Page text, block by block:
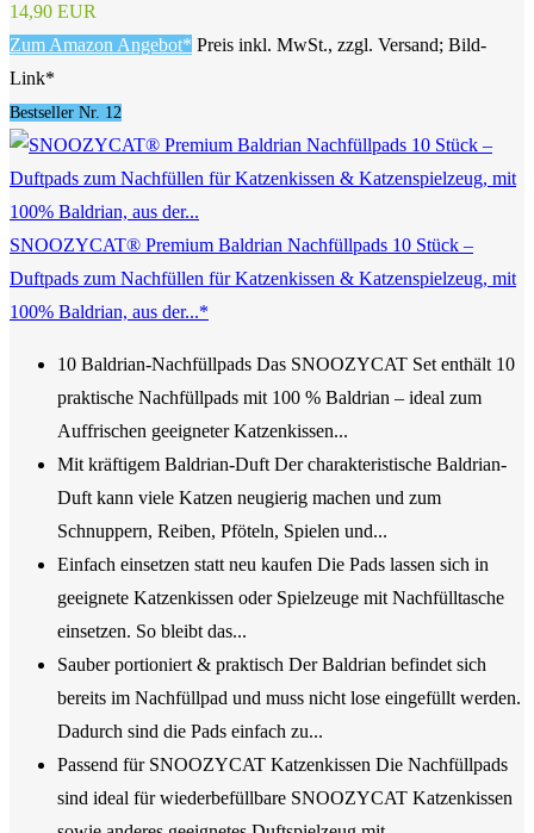
14,90 EUR
Zum Amazon Angebot* Preis inkl. MwSt., zzgl. Versand; Bild-
Link*
Bestseller Nr. 12
SNOOZYCAT® Premium Baldrian Nachfüllpads 10 Stück –
Duftpads zum Nachfüllen für Katzenkissen & Katzenspielzeug, mit
100% Baldrian, aus der...*
10 Baldrian-Nachfüllpads Das SNOOZYCAT Set enthält 10
praktische Nachfüllpads mit 100 % Baldrian – ideal zum
Auffrischen geeigneter Katzenkissen...
Mit kräftigem Baldrian-Duft Der charakteristische Baldrian-
Duft kann viele Katzen neugierig machen und zum
Schnuppern, Reiben, Pföteln, Spielen und...
Einfach einsetzen statt neu kaufen Die Pads lassen sich in
geeignete Katzenkissen oder Spielzeuge mit Nachfülltasche
einsetzen. So bleibt das...
Sauber portioniert & praktisch Der Baldrian befindet sich
bereits im Nachfüllpad und muss nicht lose eingefüllt werden.
Dadurch sind die Pads einfach zu...
Passend für SNOOZYCAT Katzenkissen Die Nachfüllpads
sind ideal für wiederbefüllbare SNOOZYCAT Katzenkissen